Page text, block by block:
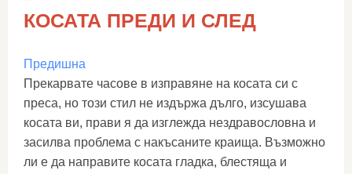
КОСАТА ПРЕДИ И СЛЕД
Предишна
Прекарвате часове в изправяне на косата си с
преса, но този стил не издържа дълго, изсушава
косата ви, прави я да изглежда нездравословна и
засилва проблема с накъсаните краища. Възможно
ли е да направите косата гладка, блестяща и